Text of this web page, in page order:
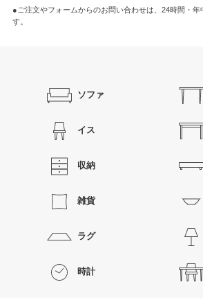
●ご注文やフォームからのお問い合わせは、 24時間・年
す。
ソファ
イス
収納
雑貨
ラグ
時計